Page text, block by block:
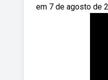
em 7 de agosto de